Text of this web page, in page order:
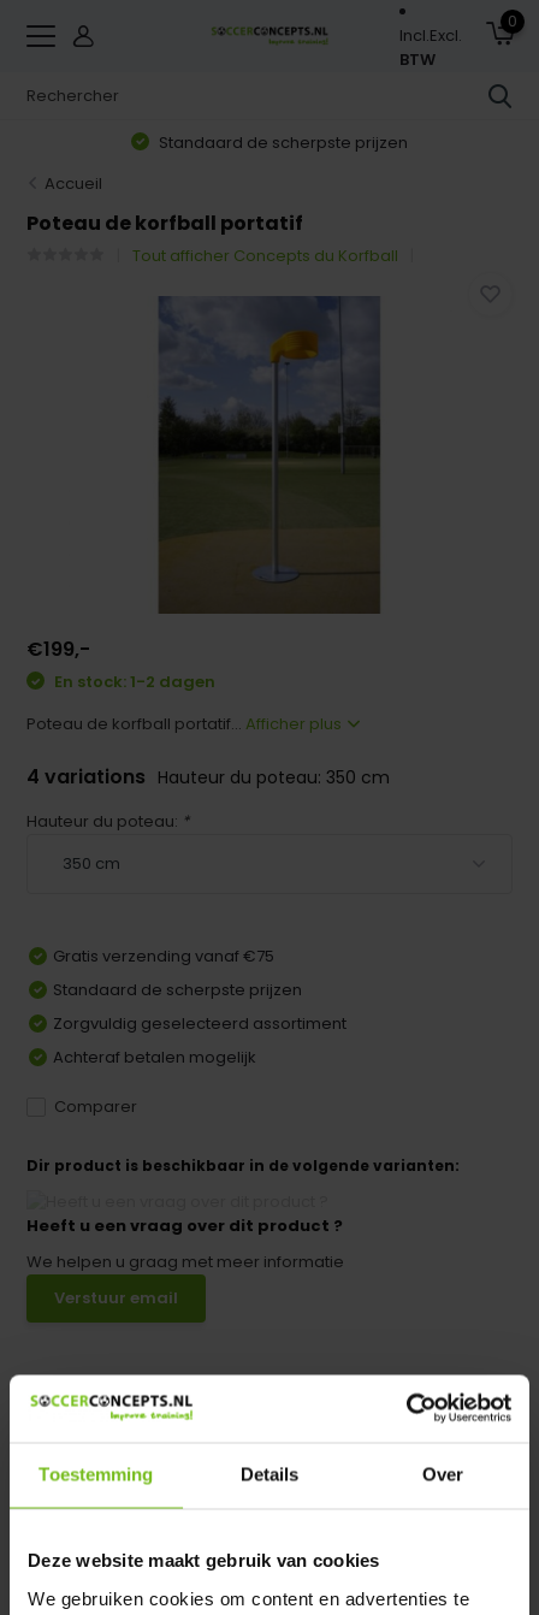
Toestemming Details Over
Deze website maakt gebruik van cookies
We gebruiken cookies om content en advertenties te
Incl.Excl.
BTW
0
Standaard de scherpste prijzen
Accueil
Poteau de korfball portatif
Tout afficher Concepts du Korfball
€199,-
En stock: 1-2 dagen
Poteau de korfball portatif... Afficher plus
4 variations Hauteur du poteau: 350 cm
Hauteur du poteau: *
Gratis verzending vanaf €75
Standaard de scherpste prijzen
Zorgvuldig geselecteerd assortiment
Achteraf betalen mogelijk
Comparer
Dir product is beschikbaar in de volgende varianten:
Heeft u een vraag over dit product ?
We helpen u graag met meer informatie
Verstuur email
Description du produit
Partager